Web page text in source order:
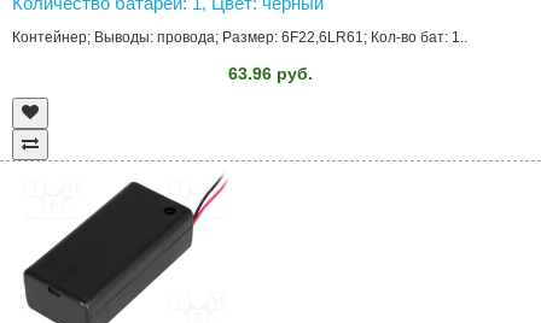
Контейнер; Выводы: провода; Размер: 6F22,6LR61; Кол-во бат: 1..
63.96 руб.